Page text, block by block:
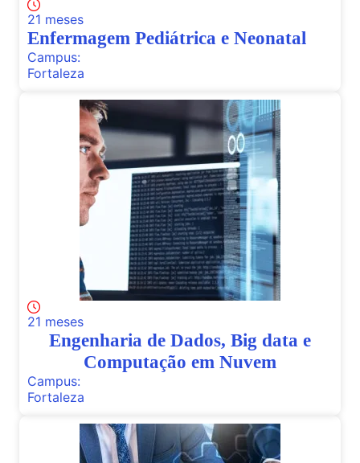
21 meses
Enfermagem Pediátrica e Neonatal
Campus:
Fortaleza
21 meses
Engenharia de Dados, Big data e
Computação em Nuvem
Campus:
Fortaleza